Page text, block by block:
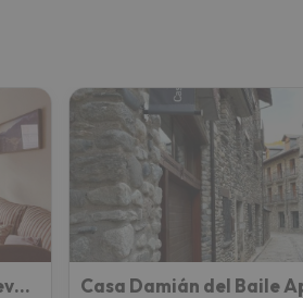
Apartamento turístico Nievesol 24 - Benasque